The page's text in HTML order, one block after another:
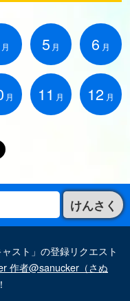
月 5 月 6 月
月 11 月 12 月
けんさく
スト」の登録リクエスト
作者@sanucker（さぬ